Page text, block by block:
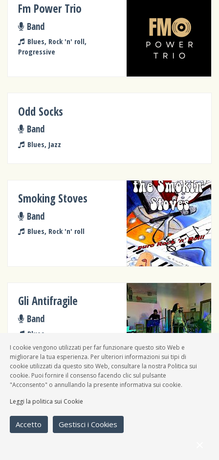
Fm Power Trio
Band
Blues, Rock 'n' roll,
Progressive
Odd Socks
Band
Blues, Jazz
Smoking Stoves
Band
Blues, Rock 'n' roll
Gli Antifragile
Band
Blues
Pino Egli Erranti
Band
Blues, Cantautori, Folk,
I cookie vengono utilizzati per far funzionare questo sito Web e
migliorare la tua esperienza. Per ulteriori informazioni sui tipi di
cookie utilizzati da questo sito Web, consultare la nostra Politica sui
cookie. Puoi fornire il consenso facendo clic sul pulsante
"Acconsento" o annullando la presente informativa sui cookie.
Leggi la politica sui Cookie
Accetto Gestisci i Cookies